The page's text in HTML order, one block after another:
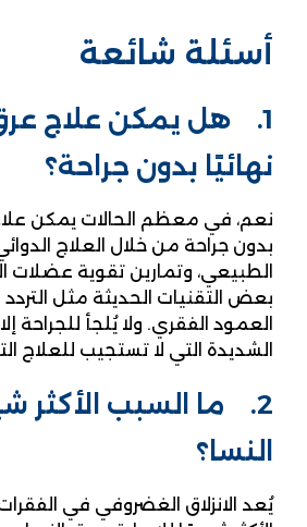
أسئلة شائعة
1. هل يمكن علاج
نهائيًا بدون جراحة؟
نعم، في معظم الحالات يمكن علاج
بدون جراحة من خلال العلاج
الطبيعي، وتمارين تقوية عضلات
بعض التقنيات الحديثة مثل التردد
العمود الفقري. ولا يُلجأ للجراحة
الشديدة التي لا تستجيب للعلاج
2. ما السبب الأكثر
النسا؟
يُعد الانزلاق الغضروفي في